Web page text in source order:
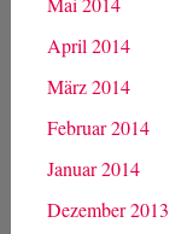
Dezember 2014
November 2014
Oktober 2014
September 2014
August 2014
Juli 2014